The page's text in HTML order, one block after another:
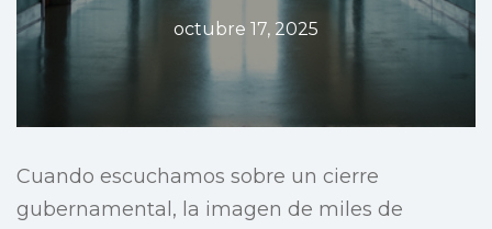
octubre 17, 2025
Cuando escuchamos sobre un cierre
gubernamental, la imagen de miles de